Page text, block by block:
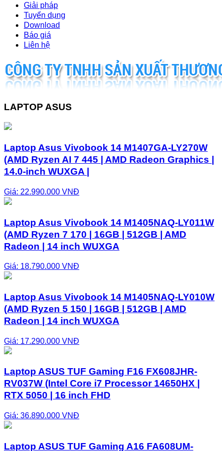
Giải pháp
Tuyển dụng
Download
Báo giá
Liên hệ
LAPTOP ASUS
Laptop Asus Vivobook 14 M1407GA-LY270W
(AMD Ryzen AI 7 445 | AMD Radeon Graphics |
14.0-inch WUXGA |
Giá: 22.990.000 VNĐ
Laptop Asus Vivobook 14 M1405NAQ-LY011W
(AMD Ryzen 7 170 | 16GB | 512GB | AMD
Radeon | 14 inch WUXGA
Giá: 18.790.000 VNĐ
Laptop Asus Vivobook 14 M1405NAQ-LY010W
(AMD Ryzen 5 150 | 16GB | 512GB | AMD
Radeon | 14 inch WUXGA
Giá: 17.290.000 VNĐ
Laptop ASUS TUF Gaming F16 FX608JHR-
RV037W (Intel Core i7 Processor 14650HX |
RTX 5050 | 16 inch FHD
Giá: 36.890.000 VNĐ
Laptop ASUS TUF Gaming A16 FA608UM-